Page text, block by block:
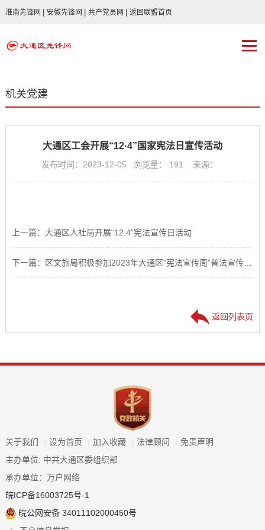
淮南先锋网 安徽先锋网 共产党员网 返回联盟首页
机关党建
大通区工会开展“12·4”国家宪法日宣传活动
发布时间：2023-12-05 浏览量： 191 来源：
上一篇：大通区人社局开展“12.4”宪法宣传日活动
下一篇：区文旅局积极参加2023年大通区“宪法宣传周”普法宣传活动
返回列表页
关于我们 设为首页 加入收藏 法律顾问
免责声明
主办单位: 中共大通区委组织部
承办单位：万户网络
皖ICP备16003725号-1
皖公网安备 34011102000450号